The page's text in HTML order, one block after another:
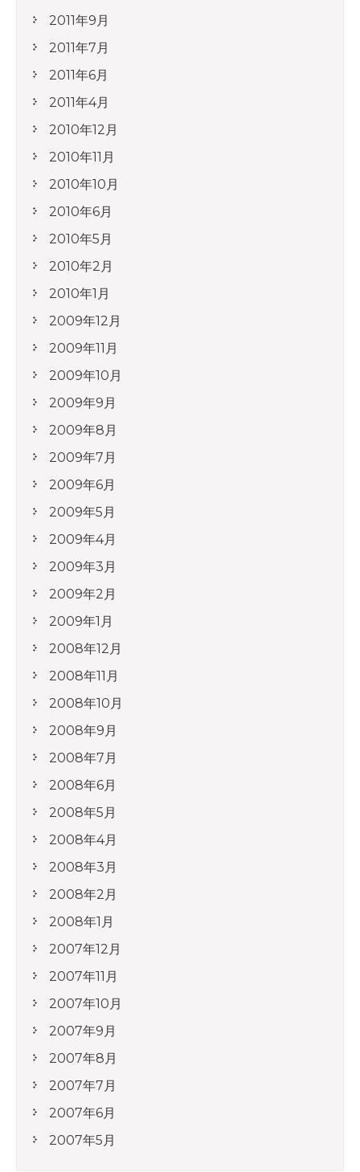
2011年9月
2011年7月
2011年6月
2011年4月
2010年12月
2010年11月
2010年10月
2010年6月
2010年5月
2010年2月
2010年1月
2009年12月
2009年11月
2009年10月
2009年9月
2009年8月
2009年7月
2009年6月
2009年5月
2009年4月
2009年3月
2009年2月
2009年1月
2008年12月
2008年11月
2008年10月
2008年9月
2008年7月
2008年6月
2008年5月
2008年4月
2008年3月
2008年2月
2008年1月
2007年12月
2007年11月
2007年10月
2007年9月
2007年8月
2007年7月
2007年6月
2007年5月